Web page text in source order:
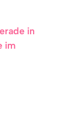
in
im